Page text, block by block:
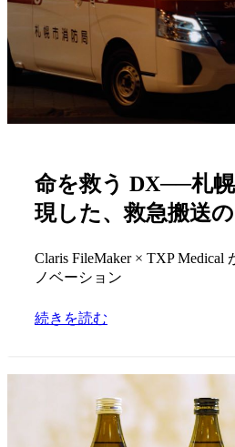
命を救う DX──札
現した、救急搬送
Claris FileMaker × TXP Medical
ノベーション
続きを読む